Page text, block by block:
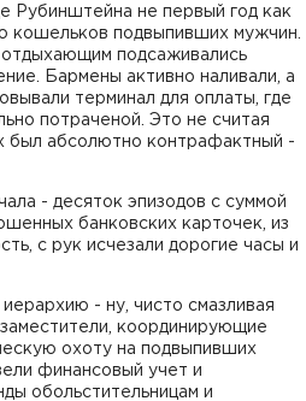
Рубинштейна не первый год как
кошельков подвыпивших мужчин.
подсаживались
Бармены активно наливали, а
терминал для оплаты, где
потраченой. Это не считая
был абсолютно контрафактный -
- десяток эпизодов с суммой
банковских карточек, из
с рук исчезали дорогие часы и
- ну, чисто смазливая
координирующие
охоту на подвыпивших
финансовый учет и
обольстительницам и